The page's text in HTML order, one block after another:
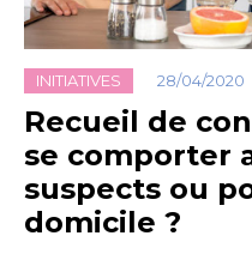
INITIATIVES 28/04/2020
Recueil de
se comporter
suspects ou
domicile ?